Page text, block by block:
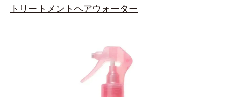
トリートメントヘアウォーター